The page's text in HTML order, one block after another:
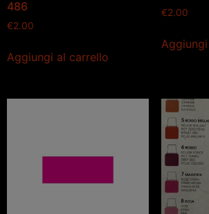
486
€2.00
Aggiungi al carrello
€2.00